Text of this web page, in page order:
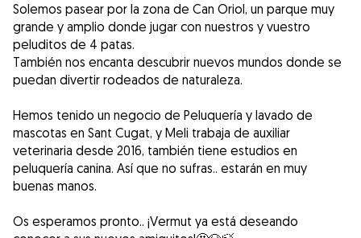
Solemos pasear por la zona de Can Oriol, un parque muy
grande y amplio donde jugar con nuestros y vuestro
peluditos de 4 patas.
También nos encanta descubrir nuevos mundos donde se
puedan divertir rodeados de naturaleza.
Hemos tenido un negocio de Peluquería y lavado de
mascotas en Sant Cugat, y Meli trabaja de auxiliar
veterinaria desde 2016, también tiene estudios en
peluquería canina. Así que no sufras.. estarán en muy
buenas manos.
Os esperamos pronto.. ¡Vermut ya está deseando